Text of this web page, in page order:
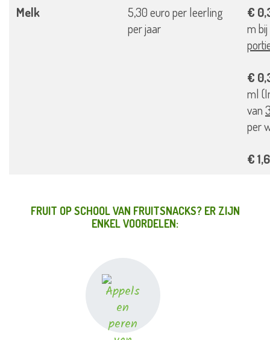
Melk
5,30 euro per leerling
per jaar
€
m
€
ml
van
per
€
FRUIT OP SCHOOL VAN FRUITSNACKS? ER ZIJN
ENKEL VOORDELEN: